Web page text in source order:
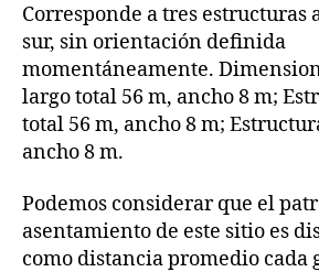
Corresponde a tres estructuras
sur, sin orientación definida
momentáneamente.
largo total 56 m, ancho 8 m;
total 56 m, ancho 8 m;
ancho 8 m.
Podemos considerar que el
asentamiento de este sitio es
como distancia promedio cada